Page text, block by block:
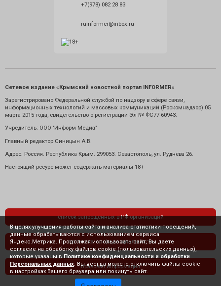
+7(978) 082 28 83
ruinformer@inbox.ru
Сетевое издание «Крымский новостной портал INFORMER»
Зарегистрировано Федеральной службой по надзору в сфере связи,
информационных технологий и массовых коммуникаций (Роскомнадзор) 05
марта 2015 года, свидетельство о регистрации Эл № ФС77-60943.
Учредитель: ООО "Информ Медиа"
Главный редактор Синицын А.В.
Адрес: Россия. Республика Крым. 299053. Севастополь, ул. Руднева 26.
Настоящий ресурс может содержать материалы 18+
список запрещенных в РФ организаций
политика конфиденциальности
правовая информация
В целях улучшения работы сайта и анализа статистики посещений,
данные обрабатываются с использованием сервиса
Яндекс.Метрика. Продолжая использовать сайт, Вы даете
согласие на обработку файлов cookie (пользовательских данных),
которые указаны в Политике конфиденциальности и обработки
Персональных данных . Вы всегда можете отключить файлы cookie
в настройках Вашего браузера или покинуть сайт.